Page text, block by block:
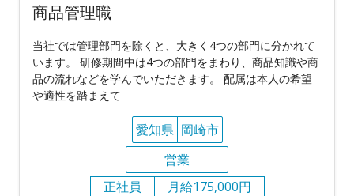
商品管理職
当社では管理部門を除くと、大きく4つの部門に分かれて
います。 研修期間中は4つの部門をまわり、商品知識や商
品の流れなどを学んでいただきます。 配属は本人の希望
や適性を踏まえて
愛知県 岡崎市
営業
正社員
月給175,000円